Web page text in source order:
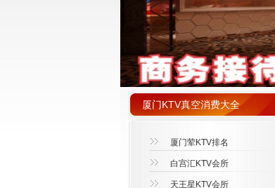
厦门KTV真空消费大全
厦门荤KTV排名
白宫汇KTV会所
天王星KTV会所